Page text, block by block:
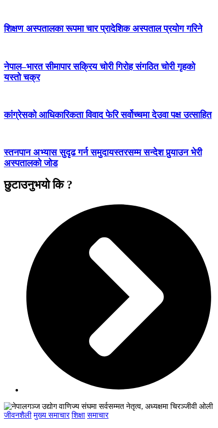
शिक्षण अस्पतालका रूपमा चार प्रादेशिक अस्पताल प्रयोग गरिने
नेपाल–भारत सीमापार सक्रिय चोरी गिरोह संगठित चोरी गृहको
यस्तो चक्र
कांग्रेसको आधिकारिकता विवाद फेरि सर्वोच्चमा देउवा पक्ष उत्साहित
स्तनपान अभ्यास सुदृढ गर्न समुदायस्तरसम्म सन्देश पुर्‍याउन भेरी
अस्पतालको जोड
छुटाउनुभयो कि ?
जीवनशैली मुख्य समाचार शिक्षा समाचार